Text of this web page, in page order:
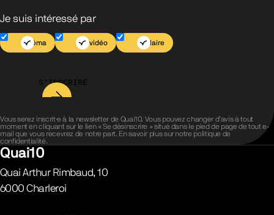
Je suis intéressé par
Cinéma Jeu vidéo Scolaire
S’INSCRIRE
Vous serez inscrit·e à la newsletter de Quai10. Vous pouvez changer d’avis à tout
moment en cliquant sur le lien « Se désinscrire » situé dans le pied de page de tout e-
mail que vous recevrez de notre part. En savoir plus sur notre politique de
confidentialité.
Quai10
Quai Arthur Rimbaud, 10
6000 Charleroi